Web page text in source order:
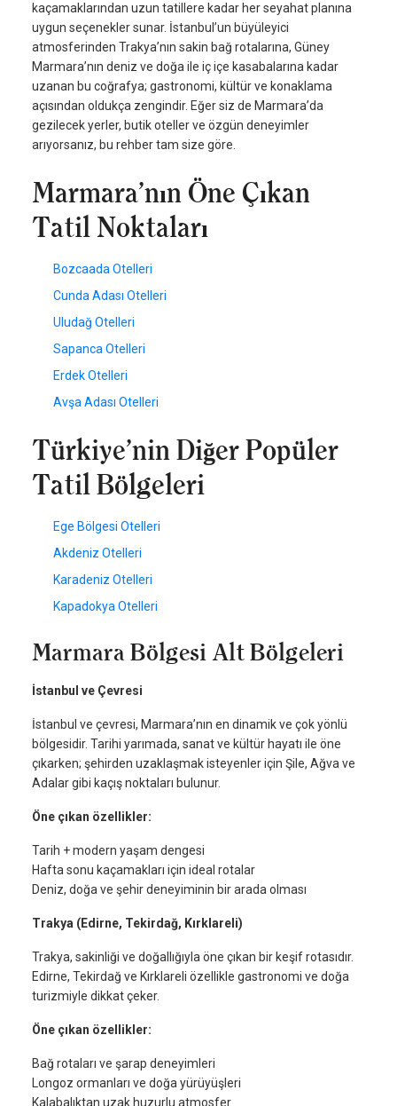
kaçamaklarından uzun tatillere kadar her seyahat planına
uygun seçenekler sunar. İstanbul’un büyüleyici
atmosferinden Trakya’nın sakin bağ rotalarına, Güney
Marmara’nın deniz ve doğa ile iç içe kasabalarına kadar
uzanan bu coğrafya; gastronomi, kültür ve konaklama
açısından oldukça zengindir. Eğer siz de Marmara’da
gezilecek yerler, butik oteller ve özgün deneyimler
arıyorsanız, bu rehber tam size göre.
Marmara’nın Öne Çıkan
Tatil Noktaları
Bozcaada Otelleri
Cunda Adası Otelleri
Uludağ Otelleri
Sapanca Otelleri
Erdek Otelleri
Avşa Adası Otelleri
Türkiye’nin Diğer Popüler
Tatil Bölgeleri
Ege Bölgesi Otelleri
Akdeniz Otelleri
Karadeniz Otelleri
Kapadokya Otelleri
Marmara Bölgesi Alt Bölgeleri
İstanbul ve Çevresi
İstanbul ve çevresi, Marmara’nın en dinamik ve çok yönlü
bölgesidir. Tarihi yarımada, sanat ve kültür hayatı ile öne
çıkarken; şehirden uzaklaşmak isteyenler için Şile, Ağva ve
Adalar gibi kaçış noktaları bulunur.
Öne çıkan özellikler:
Tarih + modern yaşam dengesi
Hafta sonu kaçamakları için ideal rotalar
Deniz, doğa ve şehir deneyiminin bir arada olması
Trakya (Edirne, Tekirdağ, Kırklareli)
Trakya, sakinliği ve doğallığıyla öne çıkan bir keşif rotasıdır.
Edirne, Tekirdağ ve Kırklareli özellikle gastronomi ve doğa
turizmiyle dikkat çeker.
Öne çıkan özellikler:
Bağ rotaları ve şarap deneyimleri
Longoz ormanları ve doğa yürüyüşleri
Kalabalıktan uzak huzurlu atmosfer